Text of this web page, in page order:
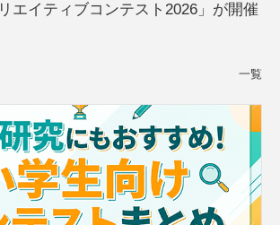
リエイティブコンテスト2026」が開催
一覧